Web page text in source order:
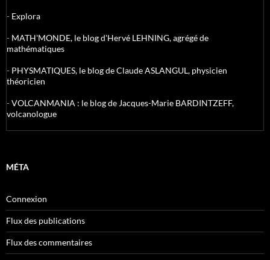
- Explora
- MATH'MONDE, le blog d'Hervé LEHNING, agrégé de
mathématiques
- PHYSMATIQUES, le blog de Claude ASLANGUL, physicien
théoricien
-VOLCANMANIA : le blog de Jacques-Marie BARDINTZEFF,
volcanologue
MÉTA
Connexion
Flux des publications
Flux des commentaires